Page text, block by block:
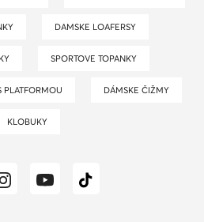
DAMSKE LOAFERSY
SPORTOVE TOPANKY
S PLATFORMOU DÁMSKE ČIŽMY
KLOBUKY